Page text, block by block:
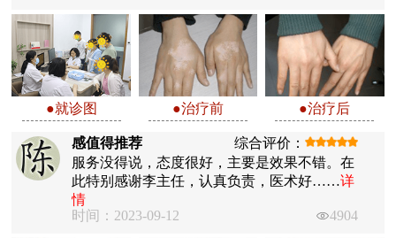
●就诊图 ●治疗前 ●治疗后
感值得推荐
综合评价：
服务没得说，态度很好，主要是效果不错。在
此特别感谢李主任，认真负责，医术好……详
情
时间：2023-09-12
4904